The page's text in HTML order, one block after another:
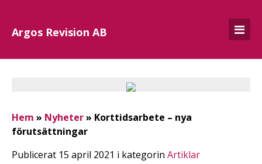
Argos Revision AB
Hem » Nyheter» Korttidsarbete – nya
förutsättningar
Publicerat 15 april 2021 i kategorin Artiklar